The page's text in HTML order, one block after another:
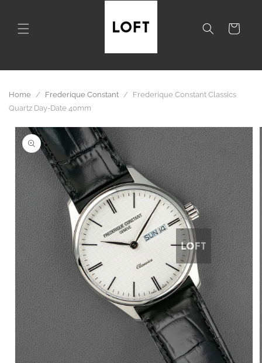
Cart
Home / Frederique Constant /
Frederique Constant Classics
Quartz Day-Date 40mm
Skip to
product
information